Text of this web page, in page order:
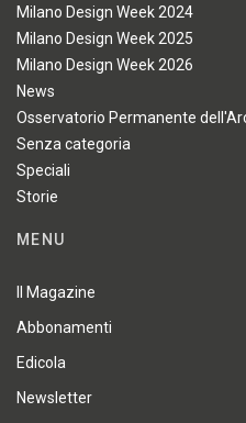
Milano Design Week 2024
Milano Design Week 2025
Milano Design Week 2026
News
Osservatorio Permanente
Senza categoria
Speciali
Storie
MENU
Il Magazine
Abbonamenti
Edicola
Newsletter